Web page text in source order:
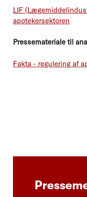
LIF
apotekersektoren
Pressemateriale til
Fakta - regulering af